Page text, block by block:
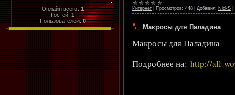
Онлайн всего:1
Гостей:1
Пользователей:0
Интернет Просмотров: 448 Добавил: NickS
Макросы для Паладина
Макросы для Паладина
Подробнее на: http://all-